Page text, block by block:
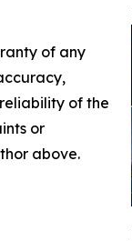
of any
of the
or
above.